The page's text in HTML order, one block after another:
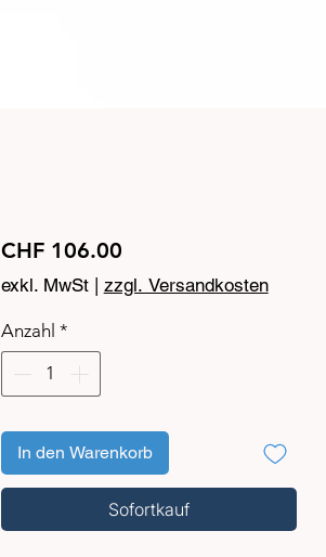
CHF 106.00Preis
exkl. MwSt| zzgl. Versandkosten
Anzahl *
In den Warenkorb
Sofortkauf